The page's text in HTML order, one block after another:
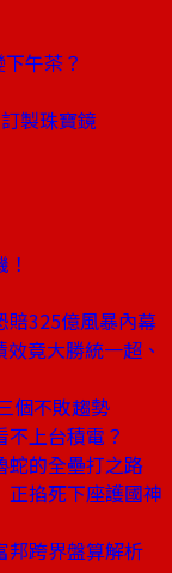
午茶？
製珠寶鏡
325億風暴內幕
竟大勝統一超、
個不敗趨勢
上台積電？
蛇的全壘打之路
正掐死下座護國神
邦跨界盤算解析